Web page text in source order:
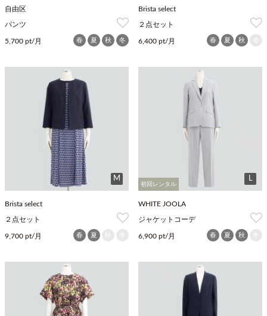
自由区
パンツ
5,700 pt/月 春 夏 秋 冬
Brista select
２点セット
6,400 pt/月 春 夏 秋
M
Brista select
２点セット
9,700 pt/月 春 夏
初回レンタル
L
WHITE JOOLA
ジャケットコーデ
6,900 pt/月 春 夏 秋